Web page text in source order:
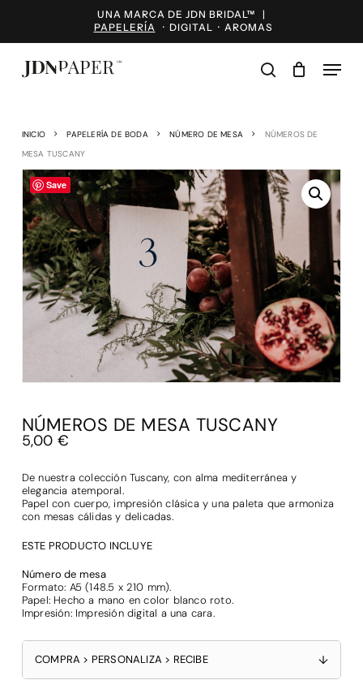
content
UNA MARCA DE JDN BRIDAL™ |
PAPELERÍA · DIGITAL · AROMAS
Menu
INICIO PAPELERÍA DE BODA NÚMERO DE MESA
NÚMEROS DE
MESA TUSCANY
Save
NÚMEROS DE MESA TUSCANY
5,00 €
De nuestra colección Tuscany, con alma mediterránea y
elegancia atemporal.
Papel con cuerpo, impresión clásica y una paleta que armoniza
con mesas cálidas y delicadas.
ESTE PRODUCTO INCLUYE
Número de mesa
Formato: A5 (148.5 x 210 mm).
Papel: Hecho a mano en color blanco roto.
Impresión: Impresión digital a una cara.
COMPRA > PERSONALIZA > RECIBE ↓